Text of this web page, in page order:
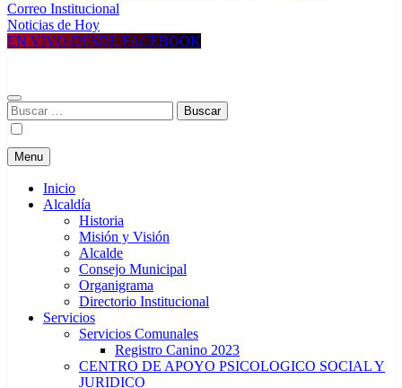
MUNICIPALIDAD DISTRITAL DE UCHUMAYO
Construyendo una nueva Historia
Correo Institucional
Noticias de Hoy
EN VIVO DESDE FACEBOOK
Buscar:
Menu
Inicio
Alcaldía
Historia
Misión y Visión
Alcalde
Consejo Municipal
Organigrama
Directorio Institucional
Servicios
Servicios Comunales
Registro Canino 2023
CENTRO DE APOYO PSICOLOGICO SOCIAL Y
JURIDICO